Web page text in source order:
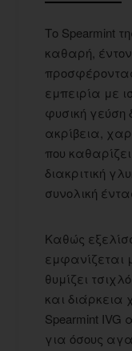
Το Spearmint
καθαρή,
εμπειρία με
φυσική γεύση
ακρίβεια,
που
διακριτική
συνολική
Καθώς
εμφανίζεται
θυμίζει
και διάρκεια
Spearmint IVG
για όσους